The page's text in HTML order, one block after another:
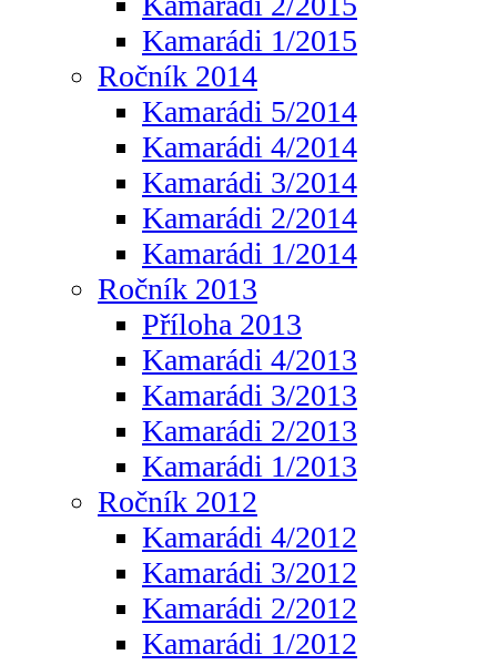
Kamarádi 1/2015
Ročník 2014
Kamarádi 5/2014
Kamarádi 4/2014
Kamarádi 3/2014
Kamarádi 2/2014
Kamarádi 1/2014
Ročník 2013
Příloha 2013
Kamarádi 4/2013
Kamarádi 3/2013
Kamarádi 2/2013
Kamarádi 1/2013
Ročník 2012
Kamarádi 4/2012
Kamarádi 3/2012
Kamarádi 2/2012
Kamarádi 1/2012